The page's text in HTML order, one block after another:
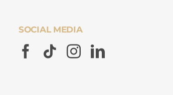
SOCIAL MEDIA